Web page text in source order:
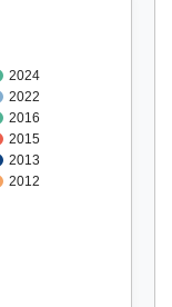
2024
2022
2016
2015
2013
2012